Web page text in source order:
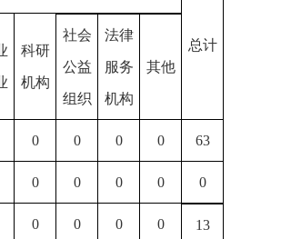
总计
科研
机构
社会
公益
组织
法律
服务
机构
其他
0 0 0 0 63
0 0 0 0 0
0 0 0 0 13